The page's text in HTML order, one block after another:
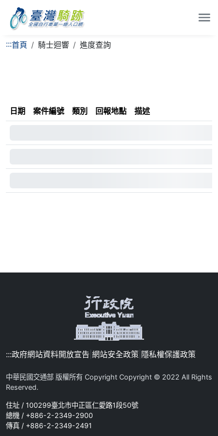
:::首頁 騎士迴響 進度查詢
日期 案件編號 類別 回報地點 描述
:::政府網站資料開放宣告 網站安全政策 隱私權保護政策
中華民國交通部 版權所有 Copyright Copyright © 2022 All Rights
Reserved.
住址 / 100299臺北市中正區仁愛路1段50號
總機 / +886-2-2349-2900
傳真 / +886-2-2349-2491